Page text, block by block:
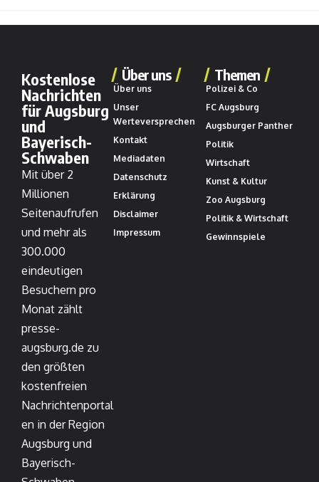
Kostenlose
Nachrichten
für Augsburg
und
Bayerisch-
Schwaben
Mit über 2
Millionen
Seitenaufrufen
und mehr als
300.000
eindeutigen
Besuchern pro
Monat zählt
presse-
augsburg.de zu
den größten
kostenfreien
Nachrichtenportal
en in der Region
Augsburg und
Bayerisch-
Über uns
Über uns
Unser
Werteversprechen
Kontakt
Mediadaten
Datenschutz
Erklärung
Disclaimer
Impressum
Themen
Polizei & Co
FC Augsburg
Augsburger Panther
Politik
Wirtschaft
Kunst & Kultur
Zoo Augsburg
Politik & Wirtschaft
Gewinnspiele